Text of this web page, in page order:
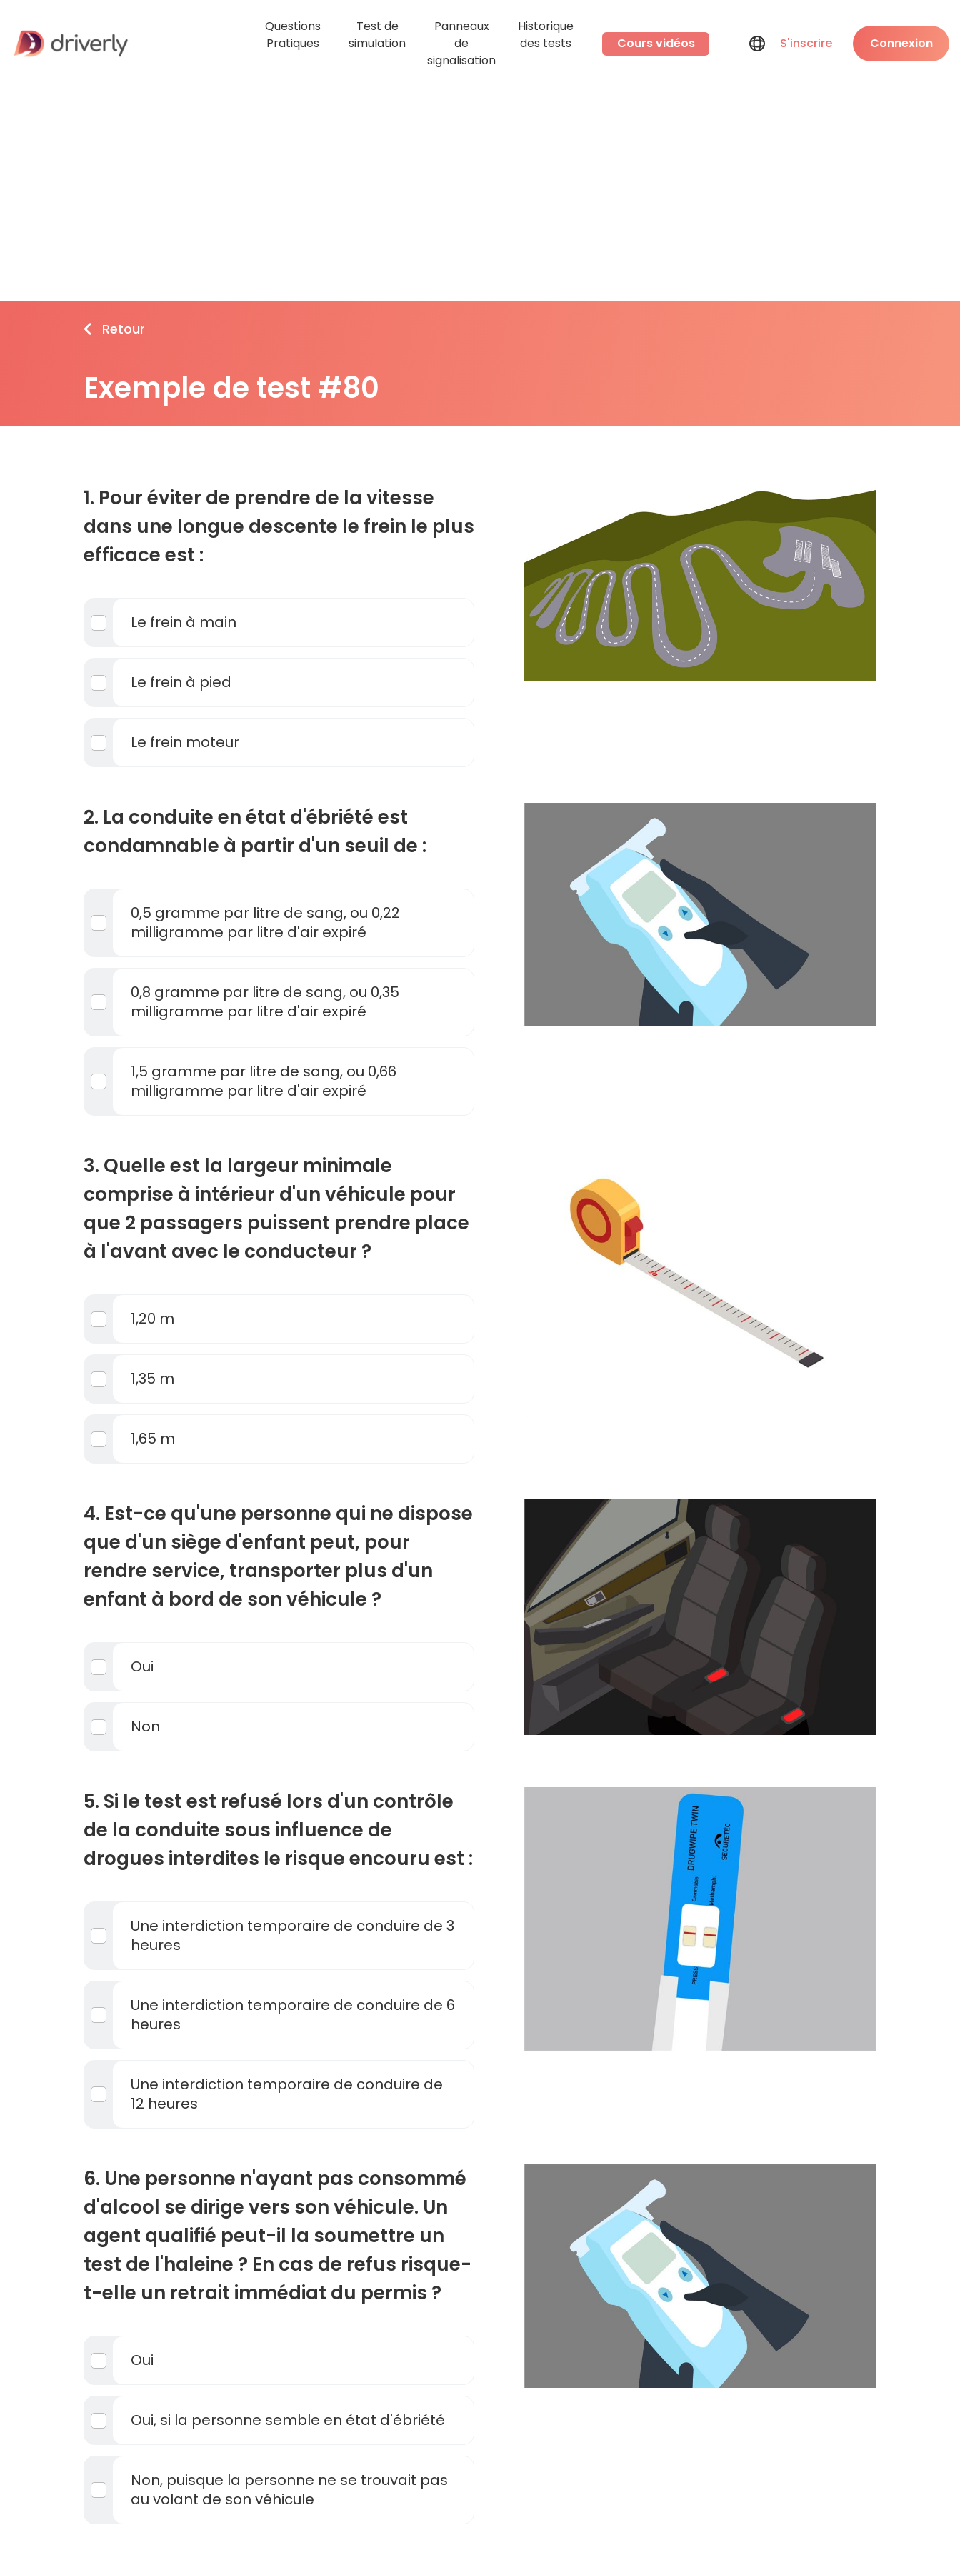
Questions
Pratiques
Test de
simulation
Panneaux
de
signalisation
Historique
des tests
Cours vidéos S'inscrire Connexion
Retour
Exemple de test #80
1. Pour éviter de prendre de la vitesse
dans une longue descente le frein le plus
efficace est :
Le frein à main
Le frein à pied
Le frein moteur
2. La conduite en état d'ébriété est
condamnable à partir d'un seuil de :
0,5 gramme par litre de sang, ou 0,22
milligramme par litre d'air expiré
0,8 gramme par litre de sang, ou 0,35
milligramme par litre d'air expiré
1,5 gramme par litre de sang, ou 0,66
milligramme par litre d'air expiré
3. Quelle est la largeur minimale
comprise à intérieur d'un véhicule pour
que 2 passagers puissent prendre place
à l'avant avec le conducteur ?
1,20 m
1,35 m
1,65 m
4. Est-ce qu'une personne qui ne dispose
que d'un siège d'enfant peut, pour
rendre service, transporter plus d'un
enfant à bord de son véhicule ?
Oui
Non
5. Si le test est refusé lors d'un contrôle
de la conduite sous influence de
drogues interdites le risque encouru est :
Une interdiction temporaire de conduire de 3
heures
Une interdiction temporaire de conduire de 6
heures
Une interdiction temporaire de conduire de
12 heures
6. Une personne n'ayant pas consommé
d'alcool se dirige vers son véhicule. Un
agent qualifié peut-il la soumettre un
test de l'haleine ? En cas de refus risque-
t-elle un retrait immédiat du permis ?
Oui
Oui, si la personne semble en état d'ébriété
Non, puisque la personne ne se trouvait pas
au volant de son véhicule